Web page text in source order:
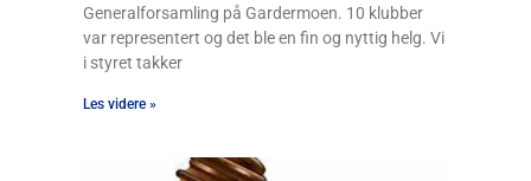
Generalforsamling på Gardermoen. 10 klubber
var representert og det ble en fin og nyttig helg. Vi
i styret takker
Les videre »